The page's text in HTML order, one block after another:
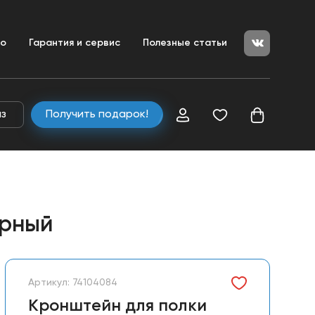
Гарантия и сервис Полезные статьи
Получить подарок!
+7 (800) 333-04-80
Артикул: 74104084
Кронштейн для полки